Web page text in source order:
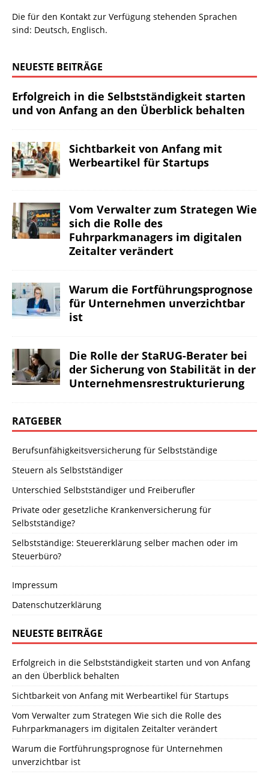
Die für den Kontakt zur Verfügung stehenden Sprachen
sind: Deutsch, Englisch.
NEUESTE BEITRÄGE
Erfolgreich in die Selbstständigkeit starten
und von Anfang an den Überblick behalten
Sichtbarkeit von Anfang mit
Werbeartikel für Startups
Vom Verwalter zum Strategen Wie
sich die Rolle des
Fuhrparkmanagers im digitalen
Zeitalter verändert
Warum die Fortführungsprognose
für Unternehmen unverzichtbar
ist
Die Rolle der StaRUG-Berater bei
der Sicherung von Stabilität in der
Unternehmensrestrukturierung
RATGEBER
Berufsunfähigkeitsversicherung für Selbstständige
Steuern als Selbstständiger
Unterschied Selbstständiger und Freiberufler
Private oder gesetzliche Krankenversicherung für
Selbstständige?
Selbstständige: Steuererklärung selber machen oder im
Steuerbüro?
Impressum
Datenschutzerklärung
NEUESTE BEITRÄGE
Erfolgreich in die Selbstständigkeit starten und von Anfang
an den Überblick behalten
Sichtbarkeit von Anfang mit Werbeartikel für Startups
Vom Verwalter zum Strategen Wie sich die Rolle des
Fuhrparkmanagers im digitalen Zeitalter verändert
Warum die Fortführungsprognose für Unternehmen
unverzichtbar ist